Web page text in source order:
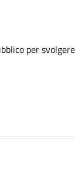
per